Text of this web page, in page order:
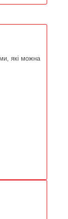
які можна